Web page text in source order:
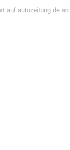
auf autozeitung.de an